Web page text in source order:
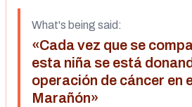
What's being said:
«Cada vez que se
esta niña se está
operación de cáncer en
Marañón»